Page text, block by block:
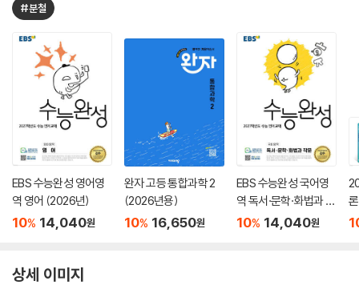
#분철
EBS 수능완성 영어영
역 영어 (2026년)
10% 14,040원
완자 고등 통합과학 2
(2026년용)
10% 16,650원
EBS 수능완성 국어영
역 독서·문학·화법과 작
문 (2026년)
10% 14,040원
(
상세 이미지